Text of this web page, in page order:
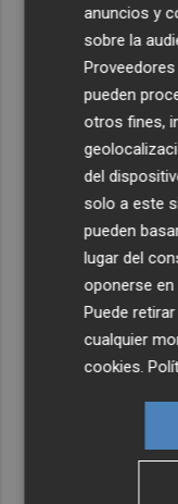
anuncios y
sobre la
pueden
otros fines,
del
solo a este
pueden
lugar del
oponerse en
Puede
cualquier
cookies.